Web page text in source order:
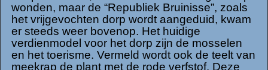
wonden, maar de “Republiek Bruinisse”, zoals
het vrijgevochten dorp wordt aangeduid, kwam
er steeds weer bovenop. Het huidige
verdienmodel voor het dorp zijn de mosselen
en het toerisme. Vermeld wordt ook de teelt van
meekrap de plant met de rode verfstof. Deze